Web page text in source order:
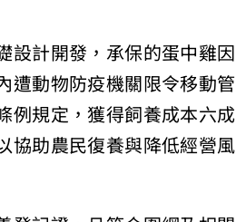
計開發，承保的蛋中雞因
動物防疫機關限令移動管
規定，獲得飼養成本六成
助農民復養與降低經營風